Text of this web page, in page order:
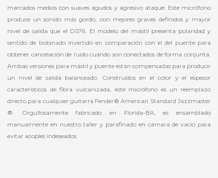
marcados medios con suaves agudos y agresivo ataque. Este micrófono
produce un sonido más gordo, con mejores graves definidos y mayor
nivel de salida que el DS76. El modelo del mástil presenta polaridad y
sentido de bobinado invertido en comparación con el del puente para
obtener cancelación de ruido cuando son conectados de forma conjunta.
Ambas versiones para mástil y puente están compensadas para producir
un nivel de salida balanceado. Construidos en el color y el espesor
característicos de fibra vulcanizada, este micrófono es un reemplazo
directo para cualquier guitarra Fender® American Standard Jazzmaster
®. Orgullosamente fabricado en Florida-BA, es ensamblado
manualmente en nuestro taller y parafinado en cámara de vacío para
evitar acoples indeseados.